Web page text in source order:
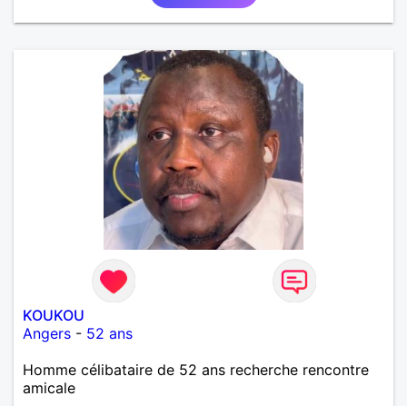
KOUKOU
Angers - 52 ans
Homme célibataire de 52 ans recherche rencontre
amicale